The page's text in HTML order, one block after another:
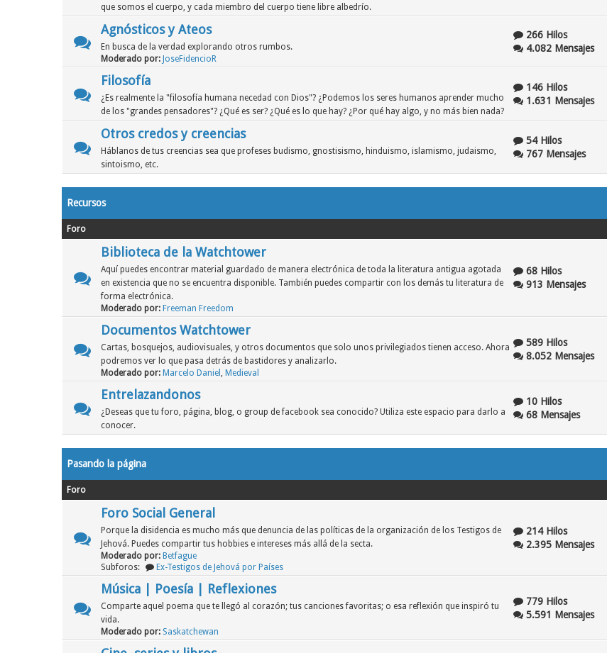
que somos el cuerpo, y cada miembro del cuerpo tiene libre albedrío.
Agnósticos y Ateos
En busca de la verdad explorando otros rumbos.
Moderado por: JoseFidencioR
266 Hilos
4.082 Mensajes
Filosofía
¿Es realmente la "filosofía humana necedad con Dios"? ¿Podemos los seres humanos aprender mucho
de los "grandes pensadores"? ¿Qué es ser? ¿Qué es lo que hay? ¿Por qué hay algo, y no más bien nada?
146 Hilos
1.631 Mensajes
Otros credos y creencias
Háblanos de tus creencias sea que profeses budismo, gnostisismo, hinduismo, islamismo, judaismo,
sintoismo, etc.
54 Hilos
767 Mensajes
Recursos
Foro
Biblioteca de la Watchtower
Aquí puedes encontrar material guardado de manera electrónica de toda la literatura antigua agotada
en existencia que no se encuentra disponible. También puedes compartir con los demás tu literatura de
forma electrónica.
Moderado por: Freeman Freedom
68 Hilos
913 Mensajes
Documentos Watchtower
Cartas, bosquejos, audiovisuales, y otros documentos que solo unos privilegiados tienen acceso. Ahora
podremos ver lo que pasa detrás de bastidores y analizarlo.
Moderado por: Marcelo Daniel , Medieval
589 Hilos
8.052 Mensajes
Entrelazandonos
¿Deseas que tu foro, página, blog, o group de facebook sea conocido? Utiliza este espacio para darlo a
conocer.
10 Hilos
68 Mensajes
Pasando la página
Foro
Foro Social General
Porque la disidencia es mucho más que denuncia de las políticas de la organización de los Testigos de
Jehová. Puedes compartir tus hobbies e intereses más allá de la secta.
Moderado por: Betfague
Subforos:
Ex-Testigos de Jehová por Países
214 Hilos
2.395 Mensajes
Música | Poesía | Reflexiones
Comparte aquel poema que te llegó al corazón; tus canciones favoritas; o esa reflexión que inspiró tu
vida.
Moderado por: Saskatchewan
779 Hilos
5.591 Mensajes